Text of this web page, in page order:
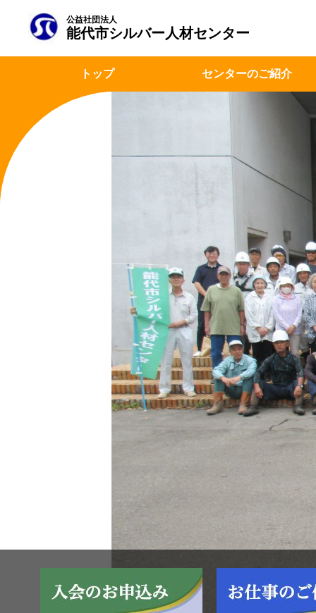
公益社団法人
能代市シルバー人材センター
トップ センターのご紹介